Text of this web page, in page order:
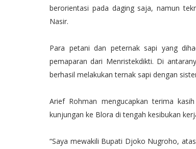
berorientasi pada daging saja, namun
Nasir.
Para petani dan peternak sapi yang
pemaparan dari Menristekdikti. Di
berhasil melakukan ternak sapi dengan
Arief Rohman mengucapkan terima
kunjungan ke Blora di tengah kesibukan
“Saya mewakili Bupati Djoko Nugroho,